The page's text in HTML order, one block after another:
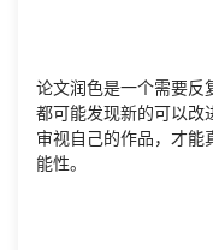
论文润色是一个需要反
都可能发现新的可以改
审视自己的作品，才能
能性。